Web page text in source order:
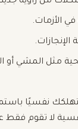
الأزمات.
الإنجازات.
المشي أو
نفسيًا
لا تقوم فقط